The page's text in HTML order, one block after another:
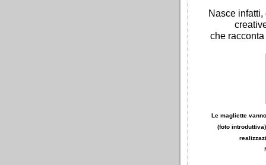
Nasce
che
Le magliette
(foto